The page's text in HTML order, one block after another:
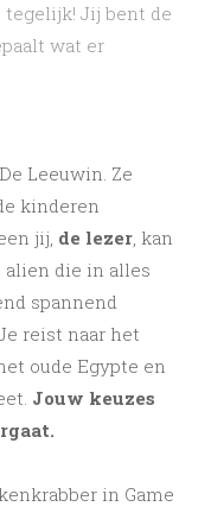
tegelijk! Jij bent de
wat er
Leeuwin. Ze
kinderen
jij, de lezer, kan
alien die in alles
spannend
reist naar het
oude Egypte en
Jouw keuzes
in Game